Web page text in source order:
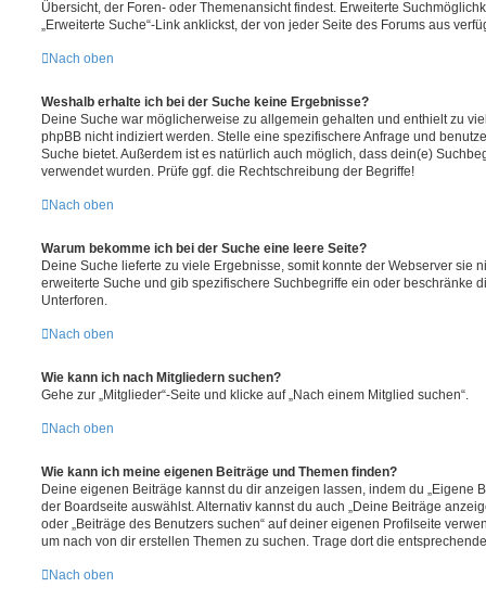
Übersicht, der Foren- oder Themenansicht findest. Erweiterte
„Erweiterte Suche“-Link anklickst, der von jeder Seite des Forums aus
Nach oben
Weshalb erhalte ich bei der Suche keine Ergebnisse?
Deine Suche war möglicherweise zu allgemein gehalten und enthielt zu
phpBB nicht indiziert werden. Stelle eine spezifischere Anfrage und
Suche bietet. Außerdem ist es natürlich auch möglich, dass dein(e)
verwendet wurden. Prüfe ggf. die Rechtschreibung der Begriffe!
Nach oben
Warum bekomme ich bei der Suche eine leere Seite?
Deine Suche lieferte zu viele Ergebnisse, somit konnte der Webserver sie
erweiterte Suche und gib spezifischere Suchbegriffe ein oder beschränke
Unterforen.
Nach oben
Wie kann ich nach Mitgliedern suchen?
Gehe zur „Mitglieder“-Seite und klicke auf „Nach einem Mitglied suchen“.
Nach oben
Wie kann ich meine eigenen Beiträge und Themen finden?
Deine eigenen Beiträge kannst du dir anzeigen lassen, indem du „Eigene
der Boardseite auswählst. Alternativ kannst du auch „Deine Beiträge
oder „Beiträge des Benutzers suchen“ auf deiner eigenen Profilseite
um nach von dir erstellen Themen zu suchen. Trage dort die
Nach oben